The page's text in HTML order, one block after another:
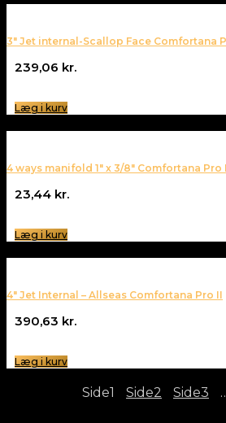
3″ Jet internal-Scallop Face Comfortana
239,06 kr.
Læg i kurv
4 ways manifold 1″ x 3/8″ Comfortana Pro
23,44 kr.
Læg i kurv
4″ Jet Internal – Allseas Comfortana Pro II
390,63 kr.
Læg i kurv
Side1 Side2 Side3